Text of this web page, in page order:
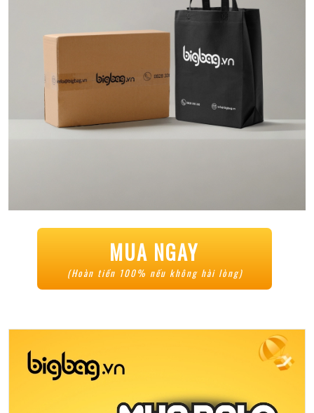
MUA NGAY
(Hoàn tiền 100% nếu không hài lòng)